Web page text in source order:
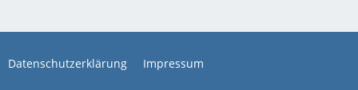
Datenschutzerklärung Impressum